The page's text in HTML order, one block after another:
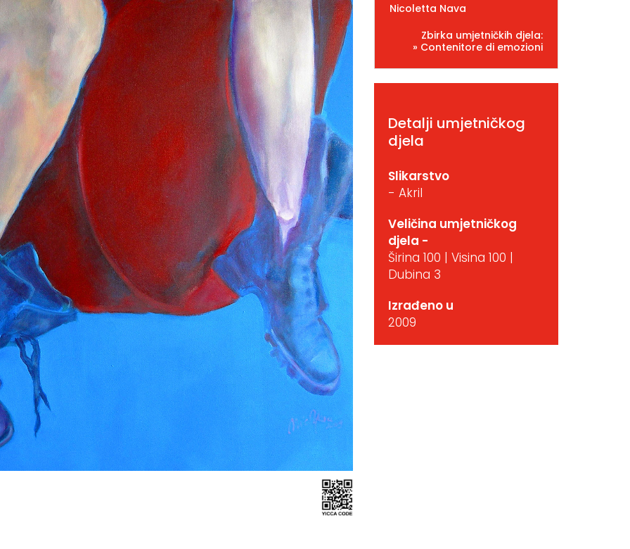
Nicoletta Nava
Zbirka umjetničkih djela:
» Contenitore di emozioni
Detalji umjetničkog
djela
Slikarstvo
- Akril
Veličina umjetničkog
djela -
Širina 100 | Visina 100 |
Dubina 3
Izrađeno u
2009